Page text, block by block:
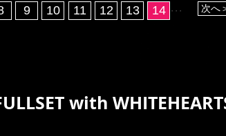
9 10 11 12 13 14 ​・・・ 次へ
with